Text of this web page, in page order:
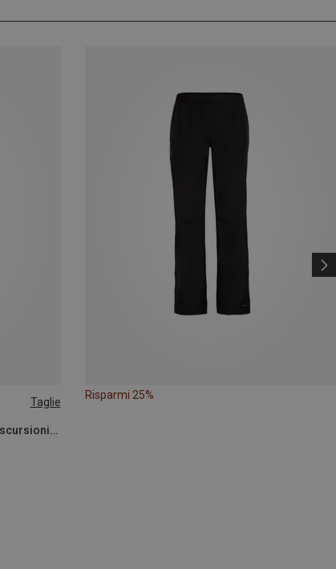
Taglie
Mountain Equipment | Pantaloni da escursionismo
Risparmi 25%